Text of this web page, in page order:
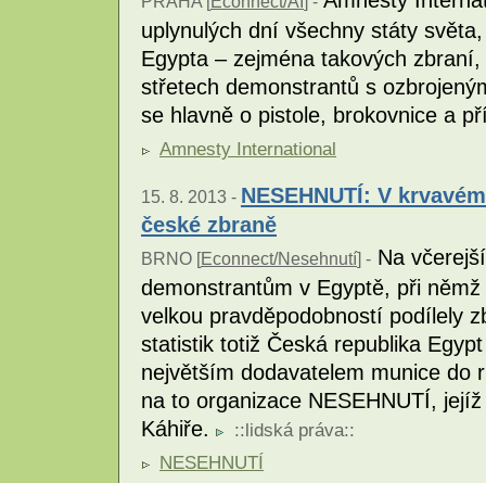
uplynulých dní všechny státy
Egypta – zejména takových
střetech demonstrantů s
se hlavně o pistole, brokovnice a
Amnesty International
15. 8. 2013 - NESEHNUTÍ: V
české zbraně
BRNO [Econnect/Nesehnutí] - Na
demonstrantům v Egyptě, při
velkou pravděpodobností podílely
statistik totiž Česká republika
největším dodavatelem munice do
na to organizace NESEHNUTÍ,
Káhiře.
:: lidská práva::
NESEHNUTÍ